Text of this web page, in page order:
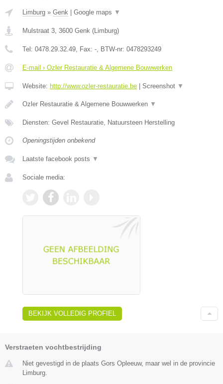
Limburg » Genk Google maps ▼
Mulstraat 3, 3600 Genk (Limburg)
Tel: 0478.29.32.49, Fax: -, BTW-nr: 0478293249
E-mail › Ozler Restauratie & Algemene Bouwwerken
Website: http://www.ozler-restauratie.be Screenshot ▼
Ozler Restauratie & Algemene Bouwwerken ▼
Diensten: Gevel Restauratie, Natuursteen Herstelling
Openingstijden onbekend
Laatste facebook posts ▼
Sociale media:
BEKIJK VOLLEDIG PROFIEL
Verstraeten vochtbestrijding
Niet gevestigd in de plaats Gors Opleeuw, maar wel in de provincie
Limburg.